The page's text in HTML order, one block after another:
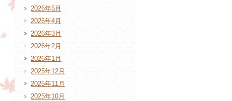
2026年5月
2026年4月
2026年3月
2026年2月
2026年1月
2025年12月
2025年11月
2025年10月